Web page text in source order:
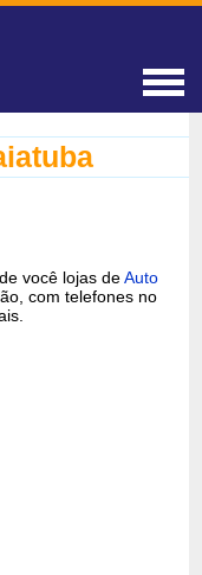
você lojas deAuto
com telefones no